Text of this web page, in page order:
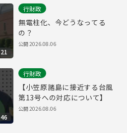
行財政
無電柱化、今どうなってる
の？
公開2026.08.06
行財政
【小笠原諸島に接近する台風
第13号への対応について】
公開2026.08.06